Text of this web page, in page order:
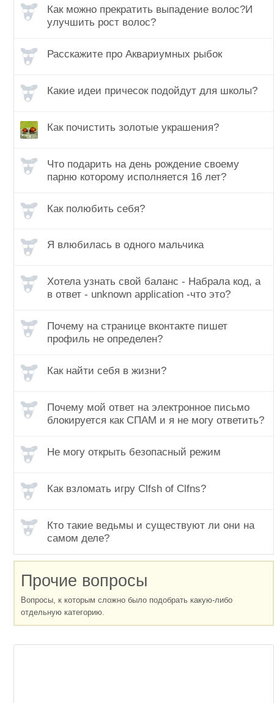
Как можно прекратить выпадение волос?И
улучшить рост волос?
Расскажите про Аквариумных рыбок
Какие идеи причесок подойдут для школы?
Как почистить золотые украшения?
Что подарить на день рождение своему
парню которому исполняется 16 лет?
Как полюбить себя?
Я влюбилась в одного мальчика
Хотела узнать свой баланс - Набрала код, а
в ответ - unknown application -что это?
Почему на странице вконтакте пишет
профиль не определен?
Как найти себя в жизни?
Почему мой ответ на электронное письмо
блокируется как СПАМ и я не могу ответить?
Не могу открыть безопасный режим
Как взломать игру Clfsh of Clfns?
Кто такие ведьмы и существуют ли они на
самом деле?
Прочие вопросы
Вопросы, к которым сложно было подобрать какую-либо
отдельную категорию.